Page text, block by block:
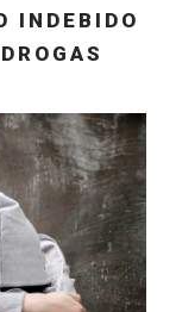
INDEBIDO